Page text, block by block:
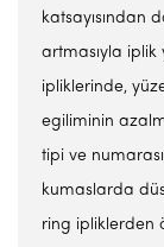
katsayısından
artmasıyla iplik
ipliklerinde,
egiliminin
tipi ve
kumaslarda
ring ipliklerden